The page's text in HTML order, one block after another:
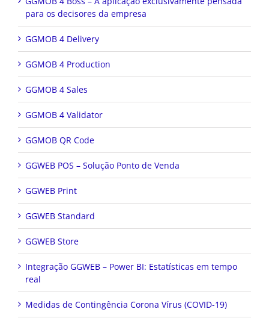
para os decisores da empresa
GGMOB 4 Delivery
GGMOB 4 Production
GGMOB 4 Sales
GGMOB 4 Validator
GGMOB QR Code
GGWEB POS – Solução Ponto de Venda
GGWEB Print
GGWEB Standard
GGWEB Store
Integração GGWEB – Power BI: Estatísticas em tempo
real
Medidas de Contingência Corona Vírus (COVID-19)